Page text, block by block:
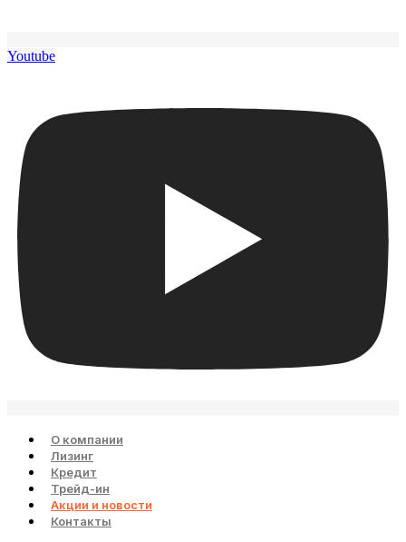
Youtube
О компании
Лизинг
Кредит
Трейд-ин
Акции и новости
Контакты